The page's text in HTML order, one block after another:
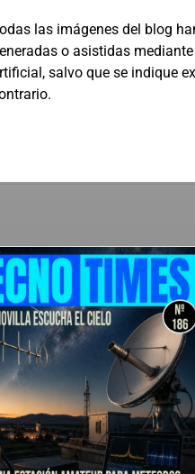
las imágenes del blog
o asistidas
salvo que se indique